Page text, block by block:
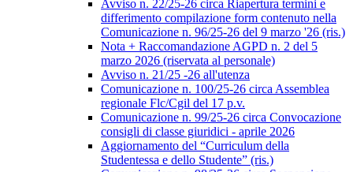
Avviso n. 22/25-26 circa Riapertura termini e
differimento compilazione form contenuto nella
Comunicazione n. 96/25-26 del 9 marzo '26 (ris.)
Nota + Raccomandazione AGPD n. 2 del 5
marzo 2026 (riservata al personale)
Avviso n. 21/25 -26 all'utenza
Comunicazione n. 100/25-26 circa Assemblea
regionale Flc/Cgil del 17 p.v.
Comunicazione n. 99/25-26 circa Convocazione
consigli di classe giuridici - aprile 2026
Aggiornamento del “Curriculum della
Studentessa e dello Studente” (ris.)